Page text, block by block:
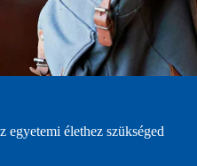
egyetemi élethez szükséged